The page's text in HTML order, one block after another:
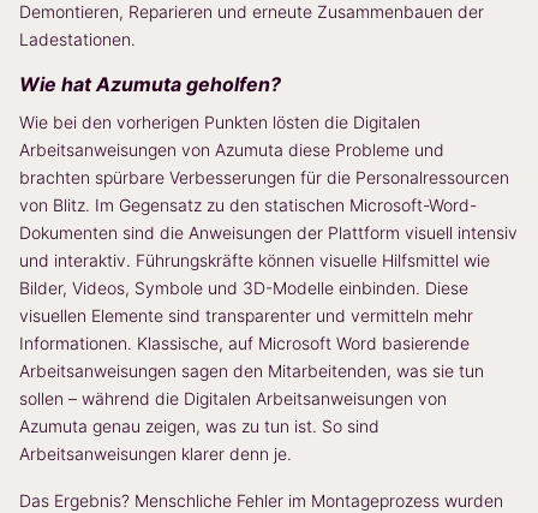
Demontieren, Reparieren und erneute Zusammenbauen der
Ladestationen.
Wie hat Azumuta geholfen?
Wie bei den vorherigen Punkten lösten die Digitalen
Arbeitsanweisungen von Azumuta diese Probleme und
brachten spürbare Verbesserungen für die Personalressourcen
von Blitz. Im Gegensatz zu den statischen Microsoft-Word-
Dokumenten sind die Anweisungen der Plattform visuell intensiv
und interaktiv. Führungskräfte können visuelle Hilfsmittel wie
Bilder, Videos, Symbole und 3D-Modelle einbinden. Diese
visuellen Elemente sind transparenter und vermitteln mehr
Informationen. Klassische, auf Microsoft Word basierende
Arbeitsanweisungen sagen den Mitarbeitenden, was sie tun
sollen – während die Digitalen Arbeitsanweisungen von
Azumuta genau zeigen, was zu tun ist. So sind
Arbeitsanweisungen klarer denn je.
Das Ergebnis? Menschliche Fehler im Montageprozess wurden